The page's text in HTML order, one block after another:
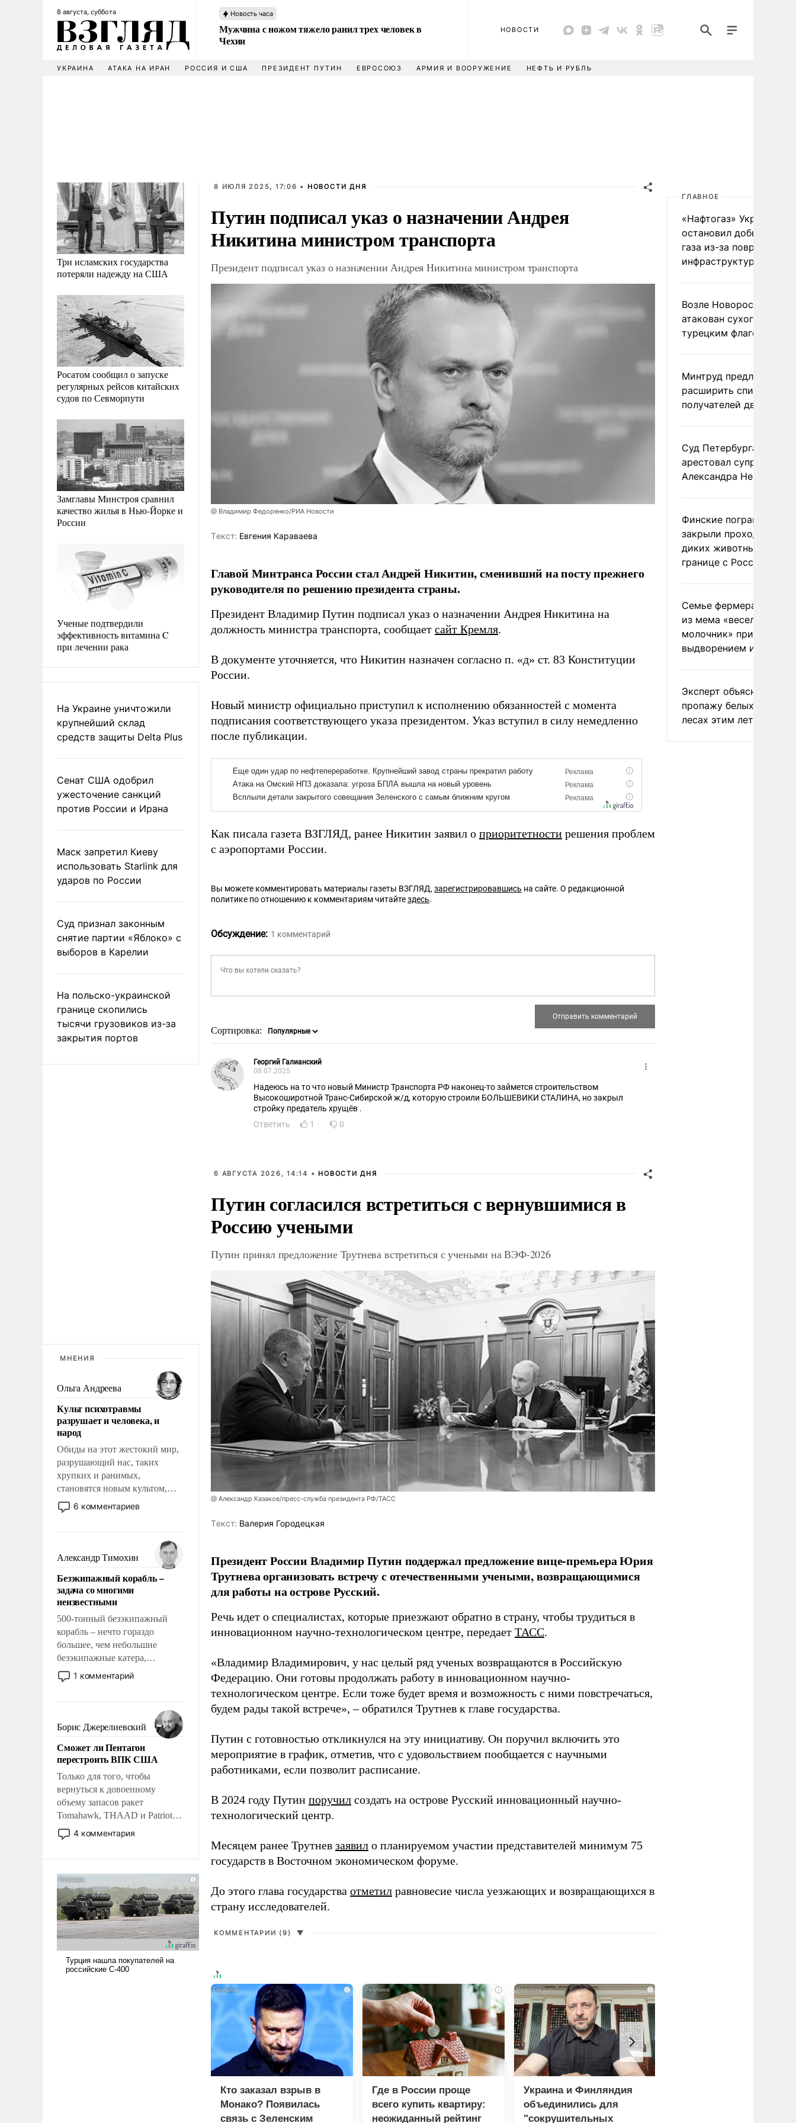
8 августа, суббота Новость часа
Мужчина с ножом тяжело ранил трех человек в
Чехии
НОВОСТИ
УКРАИНА АТАКА НА ИРАН РОССИЯ И США ПРЕЗИДЕНТ ПУТИН ЕВРОСОЮЗ АРМИЯ И ВООРУЖЕНИЕ НЕФТЬ И РУБЛЬ
Три исламских государства
потеряли надежду на США
Росатом сообщил о запуске
регулярных рейсов китайских
судов по Севморпути
Замглавы Минстроя сравнил
качество жилья в Нью-Йорке и
России
Ученые подтвердили
эффективность витамина C
при лечении рака
На Украине уничтожили
крупнейший склад
средств защиты Delta Plus
Сенат США одобрил
ужесточение санкций
против России и Ирана
Маск запретил Киеву
использовать Starlink для
ударов по России
Суд признал законным
снятие партии «Яблоко» с
выборов в Карелии
На польско-украинской
границе скопились
тысячи грузовиков из-за
закрытия портов
МНЕНИЯ
Ольга Андреева
Культ психотравмы
разрушает и человека, и
народ
Обиды на этот жестокий мир,
разрушающий нас, таких
хрупких и ранимых,
становятся новым культом,
постепенно вытесняя и
отменяя традиционное
мужественным и твердым под
ударами судьбы, брать на себя
ответственность, помогать
слабым, идти вперед и
адаптироваться.
6 комментариев
Александр Тимохин
Безэкипажный корабль –
задача со многими
неизвестными
500-тонный безэкипажный
корабль – нечто гораздо
большее, чем небольшие
безэкипажные катера,
применение которых уже
стало обыденностью. Задача по
сложна и амбициозна. Однако
и ее реализация радикально
поднимет наши боевые
возможности.
1 комментарий
Борис Джерелиевский
Сможет ли Пентагон
перестроить ВПК США
Только для того, чтобы
вернуться к довоенному
объему запасов ракет
Tomahawk, THAAD и Patriot
США потребуется более трех
лет. Даже небольшая война с
Сложившаяся ситуация
означает многолетний период
уязвимости США, например,
перед Китаем.
4 комментария
8 ИЮЛЯ 2025, 17:06 • НОВОСТИ ДНЯ
Путин подписал указ о назначении Андрея
Никитина министром транспорта
Президент подписал указ о назначении Андрея Никитина министром транспорта
@ Владимир Федоренко/РИА Новости
Tекст: Евгения Караваева
Главой Минтранса России стал Андрей Никитин, сменивший на посту прежнего
руководителя по решению президента страны.
Президент Владимир Путин подписал указ о назначении Андрея Никитина на
должность министра транспорта, сообщает сайт Кремля.
В документе уточняется, что Никитин назначен согласно п. «д» ст. 83 Конституции
России.
Новый министр официально приступил к исполнению обязанностей с момента
подписания соответствующего указа президентом. Указ вступил в силу немедленно
после публикации.
Как писала газета ВЗГЛЯД, ранее Никитин заявил о приоритетности решения проблем
с аэропортами России.
Вы можете комментировать материалы газеты ВЗГЛЯД,зарегистрировавшись на сайте. О редакционной
политике по отношению к комментариям читайтездесь.
Обсуждение: 1 комментарий
Сортировка:
Георгий Галианский
08.07.2025
Надеюсь на то что новый Министр Транспорта РФ наконец-то займется строительством
Высокоширотной Транс-Сибирской ж/д, которую строили БОЛЬШЕВИКИ СТАЛИНА, но закрыл
стройку предатель хрущёв .
Ответить
1 0
6 АВГУСТА 2026, 14:14 • НОВОСТИ ДНЯ
Путин согласился встретиться с вернувшимися в
Россию учеными
Путин принял предложение Трутнева встретиться с учеными на ВЭФ-2026
@ Александр Казаков/пресс-служба президента РФ/ТАСС
Tекст: Валерия Городецкая
Президент России Владимир Путин поддержал предложение вице-премьера Юрия
Трутнева организовать встречу с отечественными учеными, возвращающимися
для работы на острове Русский.
Речь идет о специалистах, которые приезжают обратно в страну, чтобы трудиться в
инновационном научно-технологическом центре, передает ТАСС.
«Владимир Владимирович, у нас целый ряд ученых возвращаются в Российскую
Федерацию. Они готовы продолжать работу в инновационном научно-
технологическом центре. Если тоже будет время и возможность с ними повстречаться,
будем рады такой встрече», – обратился Трутнев к главе государства.
Путин с готовностью откликнулся на эту инициативу. Он поручил включить это
мероприятие в график, отметив, что с удовольствием пообщается с научными
работниками, если позволит расписание.
В 2024 году Путин поручил создать на острове Русский инновационный научно-
технологический центр.
Месяцем ранее Трутнев заявил о планируемом участии представителей минимум 75
государств в Восточном экономическом форуме.
До этого глава государства отметил равновесие числа уезжающих и возвращающихся в
страну исследователей.
КОММЕНТАРИИ (9) ▼
i
Кто заказал взрыв в
Монако? Появилась
связь с Зеленским
i
Где в России проще
всего купить квартиру:
неожиданный рейтинг
i
Украина и Финляндия
объединились для
"сокрушительных
ГЛАВНОЕ
«Нафтогаз» Украины
остановил добычу
газа из-за повреждения
инфраструктуры
Возле Новороссийска
атакован сухогруз под
турецким флагом
Минтруд предложил
расширить список
получателей двух
Суд Петербурга заочно
арестовал супругу
Александра Невзорова
Финские пограничники
закрыли проходы для
диких животных на
границе с Россией
Семье фермера
из мема «веселый
молочник» пригрозили
выдворением из
Эксперт объяснил
пропажу белых грибов
лесах этим летом